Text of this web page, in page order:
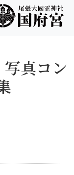
大國霊神社 国府宮
だか祭
真コン